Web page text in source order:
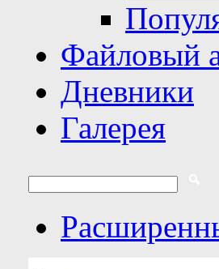
Файловый
Дневники
Галерея